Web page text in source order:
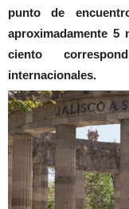
punto de
aproximadamente
ciento
internacionales.